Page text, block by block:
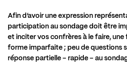
Afin d’avoir une expression
participation au sondage doit être
et inciter vos confrères à le faire, une
forme imparfaite ; peu de questions
réponse partielle – rapide – au